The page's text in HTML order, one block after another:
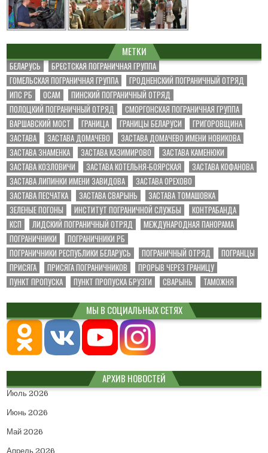
МЕТКИ
БЕЛАРУСЬ
БРЕСТСКАЯ ПОГРАНИЧНАЯ ГРУППА
ГОМЕЛЬСКАЯ ПОГРАНИЧНАЯ ГРУППА
ГРОДНЕНСКИЙ ПОГРАНИЧНЫЙ ОТРЯД
ИПС РБ
ОСАМ
ПИНСКИЙ ПОГРАНИЧНЫЙ ОТРЯД
ПОЛОЦКИЙ ПОГРАНИЧНЫЙ ОТРЯД
СМОРГОНСКАЯ ПОГРАНИЧНАЯ ГРУППА
ВАРШАВСКИЙ МОСТ
ГРАНИЦА ГРАНИЦЫ БЕЛАРУСИ
ГРИГОРОВЩИНА
ЗАСТАВА
ЗАСТАВА ДОМАЧЕВО
ЗАСТАВА ДОМАЧЕВО ИМЕНИ НОВИКОВА
ЗАСТАВА ЗНАМЕНКА
ЗАСТАВА КАЗИМИРОВО
ЗАСТАВА КАМЕНЮКИ
ЗАСТАВА КОЗЛОВИЧИ
ЗАСТАВА КОТЕЛЬНЯ-БОЯРСКАЯ
ЗАСТАВА КОФАНОВА
ЗАСТАВА ЛИПИНКИ ИМЕНИ ЗАВИДОВА
ЗАСТАВА ОРЕХОВО
ЗАСТАВА ПЕСЧАТКА
ЗАСТАВА СВАРЫНЬ
ЗАСТАВА ТОМАШОВКА
ЗЕЛЕНЫЕ ПОГОНЫ
ИНСТИТУТ ПОГРАНИЧНОЙ СЛУЖБЫ
КОНТРАБАНДА
КСП
ЛИДСКИЙ ПОГРАНИЧНЫЙ ОТРЯД
МЕЖДУНАРОДНАЯ ПАНОРАМА
ПОГРАНИЧНИКИ
ПОГРАНИЧНИКИ РБ
ПОГРАНИЧНИКИ РЕСПУБЛИКИ БЕЛАРУСЬ
ПОГРАНИЧНЫЙ ОТРЯД
ПОГРАНЦЫ
ПРИСЯГА
ПРИСЯГА ПОГРАНИЧНИКОВ
ПРОРЫВ ЧЕРЕЗ ГРАНИЦУ
ПУНКТ ПРОПУСКА
ПУНКТ ПРОПУСКА БРУЗГИ СВАРЫНЬ ТАМОЖНЯ
МЫ В СОЦИАЛЬНЫХ СЕТЯХ
АРХИВ НОВОСТЕЙ
Июль 2026
Июнь 2026
Май 2026
Апрель 2026